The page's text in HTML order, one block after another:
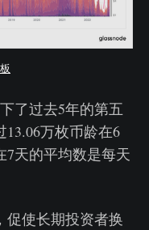
了过去5年的第五
13.06万枚币龄在6
7天的平均数是每天
促使长期投资者换